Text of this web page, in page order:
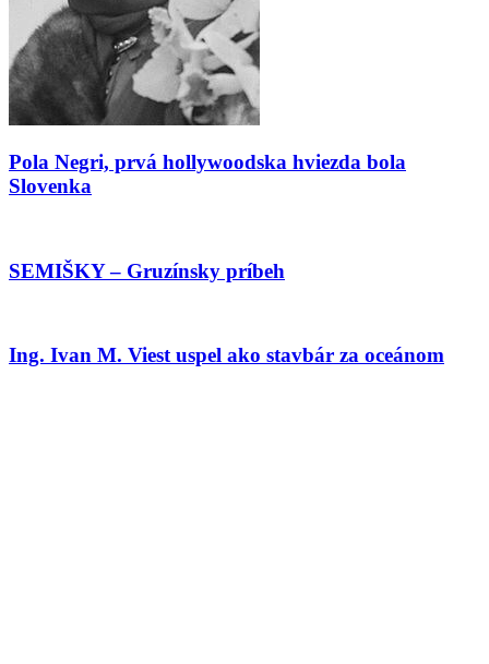
Pola Negri, prvá hollywoodska hviezda bola
Slovenka
SEMIŠKY – Gruzínsky príbeh
Ing. Ivan M. Viest uspel ako stavbár za oceánom